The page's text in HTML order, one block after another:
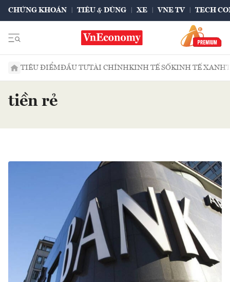
CHỨNG KHOÁN TIÊU & DÙNG XE VNE TV TECH
TIÊU ĐIỂMĐẦU TƯTÀI CHÍNHKINH TẾ SỐKINH TẾ XANH
tiền rẻ